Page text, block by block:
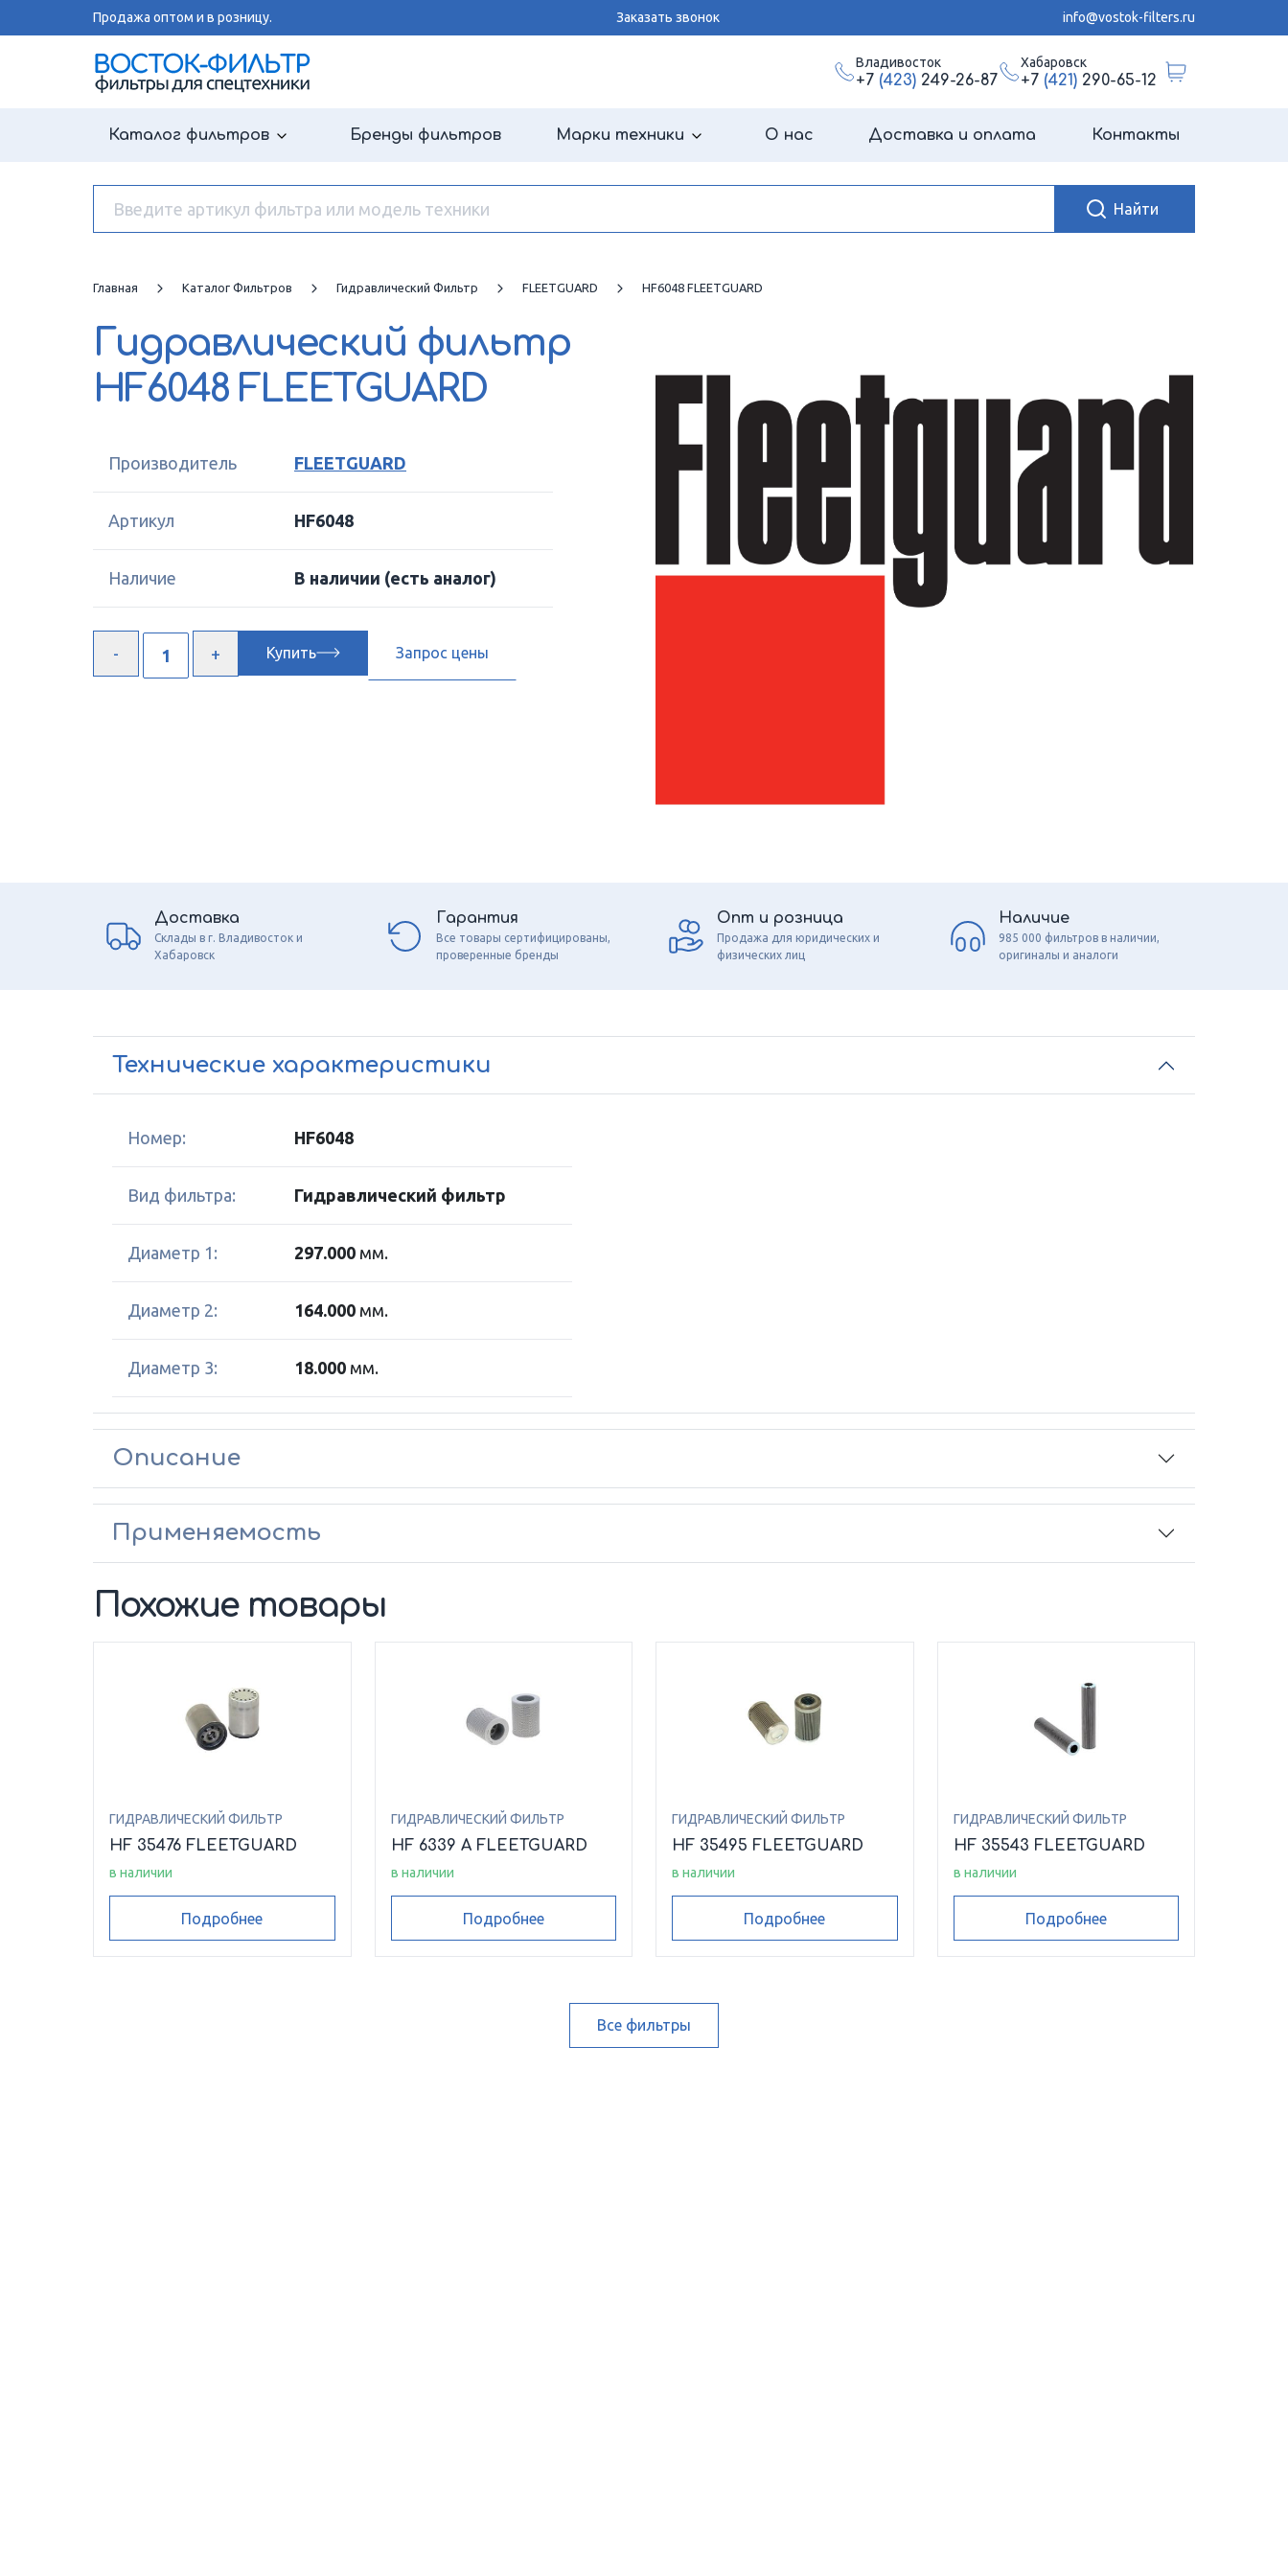
Продажа оптом и в розницу. Заказать звонок info@vostok-filters.ru
Владивосток
+7 (423)249-26-87
Хабаровск
+7 (421)290-65-12
Каталог фильтров Бренды фильтров Марки техники О нас Доставка и оплата Контакты
Главная Каталог Фильтров Гидравлический Фильтр FLEETGUARD HF6048 FLEETGUARD
Гидравлический фильтр
HF6048 FLEETGUARD
Производитель FLEETGUARD
Артикул HF6048
Наличие В наличии (есть аналог)
Купить Запрос цены
Доставка
Склады в г. Владивосток и
Хабаровск
Гарантия
Все товары сертифицированы,
проверенные бренды
Опт и розница
Продажа для юридических и
физических лиц
Наличие
985 000 фильтров в наличии,
оригиналы и аналоги
Технические характеристики
Номер: HF6048
Вид фильтра: Гидравлический фильтр
Диаметр 1: 297.000 мм.
Диаметр 2: 164.000 мм.
Диаметр 3: 18.000 мм.
Описание
Применяемость
Похожие товары
ГИДРАВЛИЧЕСКИЙ ФИЛЬТР
HF 35476 FLEETGUARD
в наличии
Подробнее
ГИДРАВЛИЧЕСКИЙ ФИЛЬТР
HF 6339 A FLEETGUARD
в наличии
Подробнее
ГИДРАВЛИЧЕСКИЙ ФИЛЬТР
HF 35495 FLEETGUARD
в наличии
Подробнее
ГИДРАВЛИЧЕСКИЙ ФИЛЬТР
HF 35543 FLEETGUARD
в наличии
Подробнее
Все фильтры